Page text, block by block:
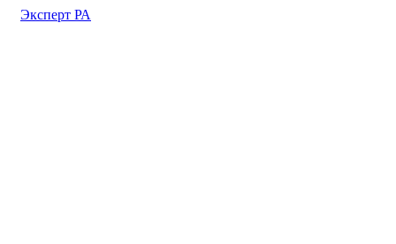
Эксперт РА